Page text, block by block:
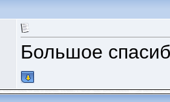
Большое